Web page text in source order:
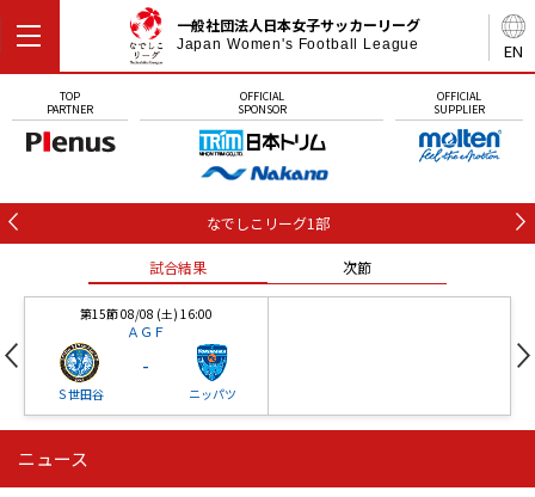
EN
一般社団法人日本女子サッカーリーグ
Japan Women's Football League
TOP
PARTNER
OFFICIAL
SPONSOR
OFFICIAL
SUPPLIER
なでしこリーグ1部
試合結果 次節
第15節 08/08 (土) 16:00
ＡＧＦ
Ｓ世田谷
-
ニッパツ
第16節 09/05 (土) 15:00
ニッパツ 石人の星
ニュース